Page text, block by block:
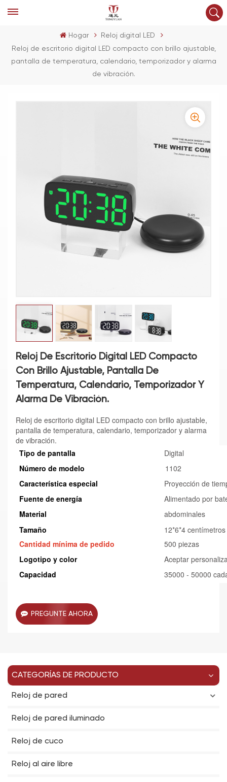
Hogar
Reloj digital LED
Reloj de escritorio digital LED compacto con brillo ajustable,
pantalla de temperatura, calendario, temporizador y alarma
de vibración.
Reloj De Escritorio Digital LED Compacto
Con Brillo Ajustable, Pantalla De
Temperatura, Calendario, Temporizador Y
Alarma De Vibración.
Reloj de escritorio digital LED compacto con brillo ajustable,
pantalla de temperatura, calendario, temporizador y alarma
de vibración.
Tipo de pantalla
Digital
Número de modelo
1102
Característica especial
Proyección de
Fuente de energía
Alimentado por
Material
abdominales
Tamaño
12*6*4 centímetros
Cantidad mínima de pedido
500 piezas
Logotipo y color
Aceptar
Capacidad
35000 - 50000
PREGUNTE AHORA
CATEGORÍAS DE PRODUCTO
Reloj de pared
Reloj de pared iluminado
Reloj de cuco
Reloj al aire libre